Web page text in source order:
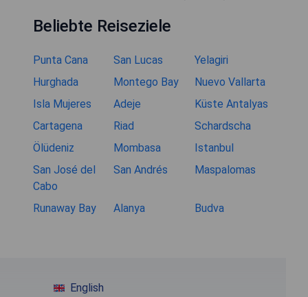
Beliebte Reiseziele
Punta Cana San Lucas
Yelagiri
Hurghada
Montego Bay
Nuevo Vallarta
Isla Mujeres
Adeje
Küste Antalyas
Cartagena
Riad
Schardscha
Ölüdeniz
Mombasa
Istanbul
San José del
Cabo
San Andrés Maspalomas
Runaway Bay Alanya Budva
English